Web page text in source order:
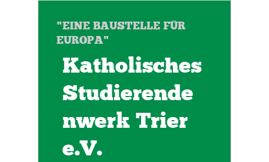
"EINE BAUSTELLE FÜR
EUROPA"
Katholisches
Studierende
nwerk Trier
e.V.